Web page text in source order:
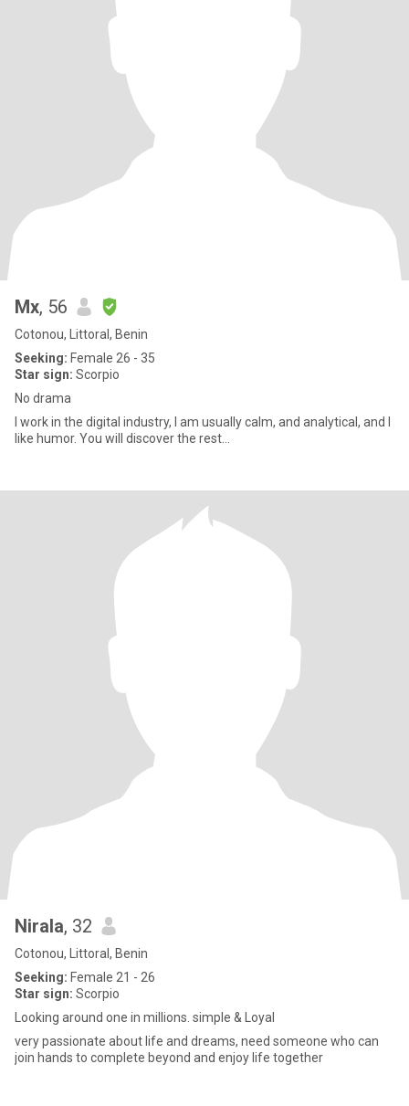
Mx, 56
Cotonou, Littoral, Benin
Seeking: Female 26 - 35
Star sign: Scorpio
No drama
I work in the digital industry, I am usually calm, and analytical, and I
like humor. You will discover the rest...
Nirala, 32
Cotonou, Littoral, Benin
Seeking: Female 21 - 26
Star sign: Scorpio
Looking around one in millions. simple & Loyal
very passionate about life and dreams, need someone who can
join hands to complete beyond and enjoy life together